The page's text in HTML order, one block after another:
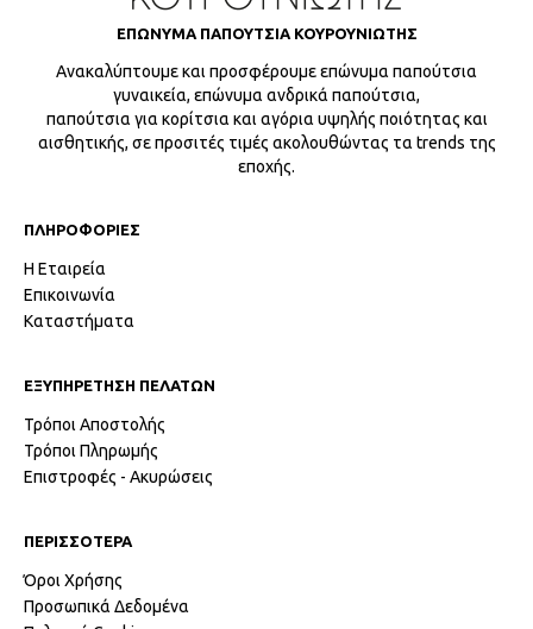
ΕΠΩΝΥΜΑ ΠΑΠΟΥΤΣΙΑ ΚΟΥΡΟΥΝΙΩΤΗΣ
Ανακαλύπτουμε και προσφέρουμε επώνυμα παπούτσια
γυναικεία, επώνυμα ανδρικά παπούτσια,
παπούτσια για κορίτσια και αγόρια υψηλής ποιότητας και
αισθητικής, σε προσιτές τιμές ακολουθώντας τα trends της
εποχής.
ΠΛΗΡΟΦΟΡΙΕΣ
Η Εταιρεία
Επικοινωνία
Καταστήματα
ΕΞΥΠΗΡΕΤΗΣΗ ΠΕΛΑΤΩΝ
Τρόποι Αποστολής
Τρόποι Πληρωμής
Επιστροφές - Ακυρώσεις
ΠΕΡΙΣΣΟΤΕΡΑ
Όροι Χρήσης
Προσωπικά Δεδομένα